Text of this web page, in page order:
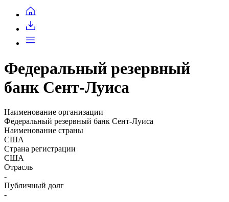
банк Сент-Луиса
Наименование организации
Федеральный резервный банк Сент-Луиса
Наименование страны
Страна регистрации